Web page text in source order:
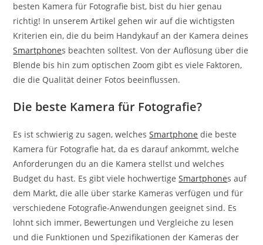
besten Kamera für Fotografie bist, bist du hier genau
richtig! In unserem Artikel gehen wir auf die wichtigsten
Kriterien ein, die du beim Handykauf an der Kamera deines
Smartphones beachten solltest. Von der Auflösung über die
Blende bis hin zum optischen Zoom gibt es viele Faktoren,
die die Qualität deiner Fotos beeinflussen.
Die beste Kamera für Fotografie?
Es ist schwierig zu sagen, welchesSmartphone die beste
Kamera für Fotografie hat, da es darauf ankommt, welche
Anforderungen du an die Kamera stellst und welches
Budget du hast. Es gibt viele hochwertigeSmartphones auf
dem Markt, die alle über starke Kameras verfügen und für
verschiedene Fotografie-Anwendungen geeignet sind. Es
lohnt sich immer, Bewertungen und Vergleiche zu lesen
und die Funktionen und Spezifikationen der Kameras der